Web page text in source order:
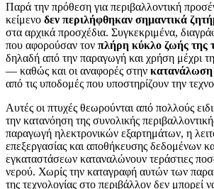
Παρά την πρόθεση για περιβαλλοντική
κείμενο δεν περιλήφθηκαν σημαντικά
στα αρχικά προσχέδια. Συγκεκριμένα,
που αφορούσαν τον πλήρη κύκλο ζωής της
δηλαδή από την παραγωγή και χρήση μέχρι
— καθώς και οι αναφορές στην κατανάλωση
από τις υποδομές που υποστηρίζουν την
Αυτές οι πτυχές θεωρούνται από πολλούς
την κατανόηση της συνολικής
παραγωγή ηλεκτρονικών εξαρτημάτων, η
επεξεργασίας και αποθήκευσης δεδομένων
εγκαταστάσεων καταναλώνουν τεράστιες
νερού. Χωρίς την καταγραφή αυτών των
της τεχνολογίας στο περιβάλλον δεν μπορεί